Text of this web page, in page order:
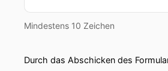
Mindestens 10 Zeichen
Durch das Abschicken des